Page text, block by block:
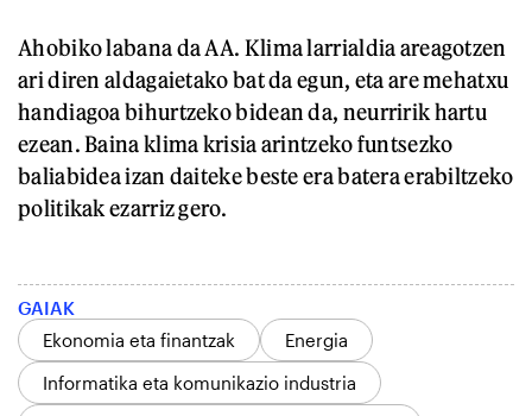
Ahobiko labana da AA. Klima larrialdia areagotzen
ari diren aldagaietako bat da egun, eta are mehatxu
handiagoa bihurtzeko bidean da, neurririk hartu
ezean. Baina klima krisia arintzeko funtsezko
baliabidea izan daiteke beste era batera erabiltzeko
politikak ezarriz gero.
GAIAK
Ekonomia eta finantzak
Energia
Informatika eta komunikazio industria